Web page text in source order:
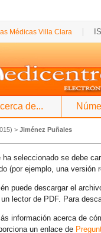
Médicas Villa Clara
de...
> Jiménez Puñales
ha seleccionado se debe
(por ejemplo, una versión
puede descargar el
lector de PDF. Para
información acerca de
un enlace de